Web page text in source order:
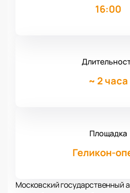
16:00
~ 2 часа
Площадка
Геликон-
Московский государственный